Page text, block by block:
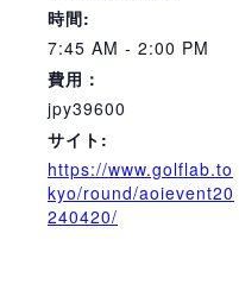
時間:
7:45 AM - 2:00 PM
費用：
jpy39600
サイト:
https://www.golflab.to
kyo/round/aoievent20
240420/